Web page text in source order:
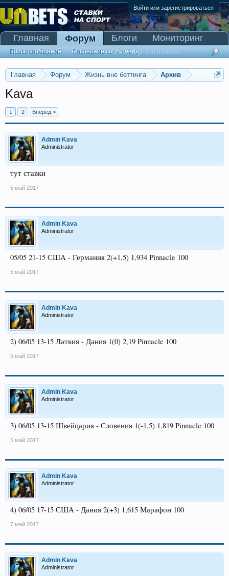
Войти или зарегистрироваться
Главная Форум Жизнь вне беттинга Архив
Kava
1 2 Вперёд >
Admin Kava
Administrator
тут ставки
5 май 2017
Admin Kava
Administrator
05/05 21-15 США - Германия 2(+1,5) 1,934 Pinnacle 100
5 май 2017
Admin Kava
Administrator
2) 06/05 13-15 Латвия - Дания 1(0) 2,19 Pinnacle 100
5 май 2017
Admin Kava
Administrator
3) 06/05 13-15 Швейцария - Словения 1(-1,5) 1,819 Pinnacle 100
5 май 2017
Admin Kava
Administrator
4) 06/05 17-15 США - Дания 2(+3) 1,615 Марафон 100
7 май 2017
Admin Kava
Administrator
Главная Форум
Поиск сообщений Последние сообщения
Блоги
Мониторинг
Сканер Pinnacle